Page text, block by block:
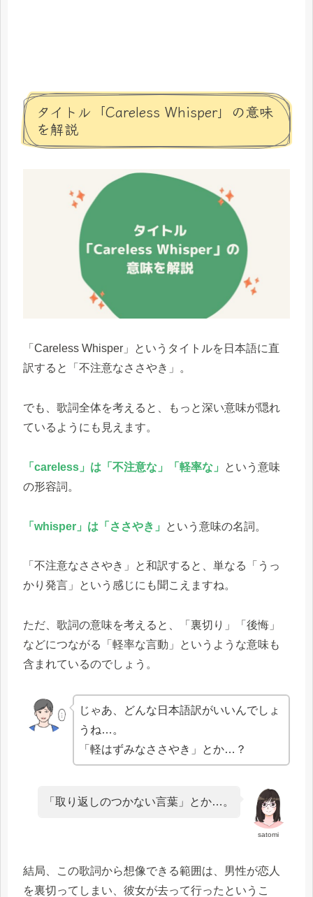
タイトル「Careless Whisper」の意味
を解説
「Careless Whisper」というタイトルを日本語に直
訳すると「不注意なささやき」。
でも、歌詞全体を考えると、もっと深い意味が隠れ
ているようにも見えます。
「careless」は「不注意な」「軽率な」
という意味
の形容詞。
「whisper」は「ささやき」 という意味の名詞。
「不注意なささやき」と和訳すると、単なる「うっ
かり発言」という感じにも聞こえますね。
ただ、歌詞の意味を考えると、「裏切り」「後悔」
などにつながる「軽率な言動」というような意味も
含まれているのでしょう。
じゃあ、どんな日本語訳がいいんでしょ
うね…。
「軽はずみなささやき」とか…？
satomi
「取り返しのつかない言葉」とか…。
結局、この歌詞から想像できる範囲は、男性が恋人
を裏切ってしまい、彼女が去って行ったというこ